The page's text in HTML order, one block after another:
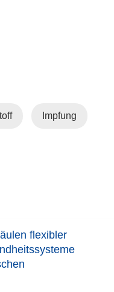
Impfung
flexibler